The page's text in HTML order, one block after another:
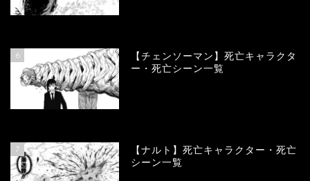
6
【チェンソーマン】死亡キャラクタ
ー・死亡シーン一覧
7
【ナルト】死亡キャラクター・死亡
シーン一覧